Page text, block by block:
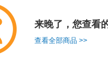
来晚了，您查看
查看全部商品 >>